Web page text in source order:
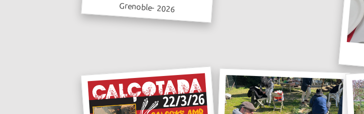
Grenoble- 2026